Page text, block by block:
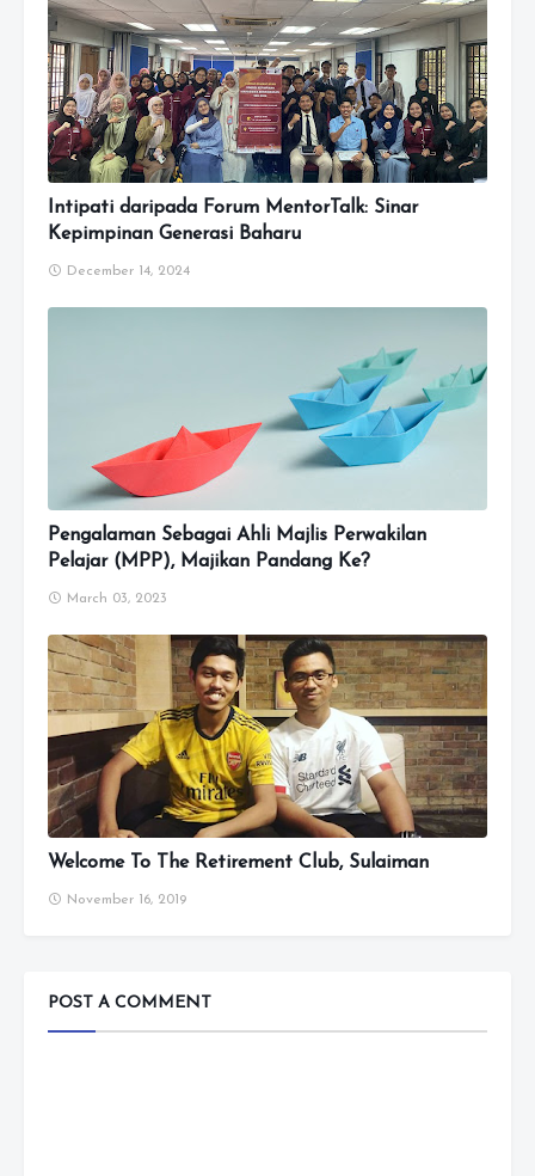
Intipati daripada Forum MentorTalk: Sinar
Kepimpinan Generasi Baharu
December 14, 2024
Pengalaman Sebagai Ahli Majlis Perwakilan
Pelajar (MPP), Majikan Pandang Ke?
March 03, 2023
Welcome To The Retirement Club, Sulaiman
November 16, 2019
POST A COMMENT